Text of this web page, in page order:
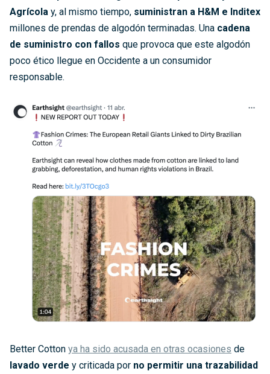
Agrícola y, al mismo tiempo, suministran a H&M e Inditex
millones de prendas de algodón terminadas. Una cadena
de suministro con fallos que provoca que este algodón
poco ético llegue en Occidente a un consumidor
responsable.
Better Cotton ya ha sido acusada en otras ocasiones de
lavado verde y criticada por no permitir una trazabilidad